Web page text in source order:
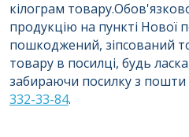
кілограм
продукцію на пункті
пошкоджений, зіпсований
товару в посилці, будь
забираючи посилку з
332-33-84.
Отримати